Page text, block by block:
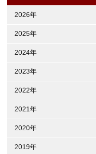
2026年
2025年
2024年
2023年
2022年
2021年
2020年
2019年